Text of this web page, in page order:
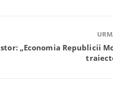
„Economia Republicii